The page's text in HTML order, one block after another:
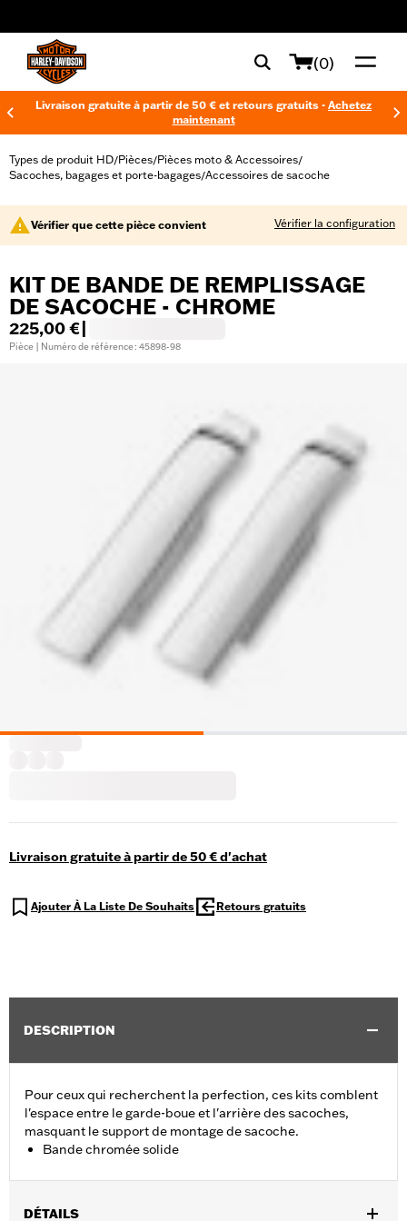
(0)
Livraison gratuite à partir de 50 € et retours gratuits - Achetez
maintenant
Types de produit HD/Pièces/Pièces moto & Accessoires/
Sacoches, bagages et porte-bagages/Accessoires de sacoche
Vérifier que cette pièce convient Vérifier la configuration
KIT DE BANDE DE REMPLISSAGE
DE SACOCHE - CHROME
225,00 €
Pièce | Numéro de référence : 45898-98
Livraison gratuite à partir de 50 € d'achat
Ajouter À La Liste De Souhaits Retours gratuits
DESCRIPTION
Pour ceux qui recherchent la perfection, ces kits comblent
l'espace entre le garde-boue et l'arrière des sacoches,
masquant le support de montage de sacoche.
Bande chromée solide
DÉTAILS